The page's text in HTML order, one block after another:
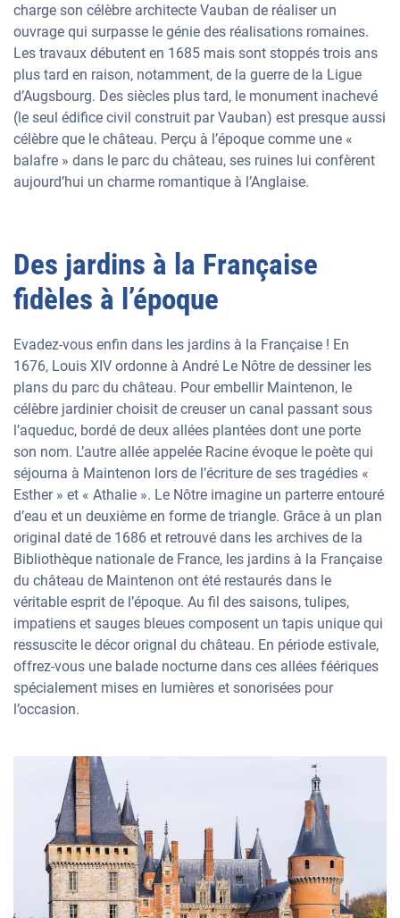
charge son célèbre architecte Vauban de réaliser un
ouvrage qui surpasse le génie des réalisations romaines.
Les travaux débutent en 1685 mais sont stoppés trois ans
plus tard en raison, notamment, de la guerre de la Ligue
d’Augsbourg. Des siècles plus tard, le monument inachevé
(le seul édifice civil construit par Vauban) est presque aussi
célèbre que le château. Perçu à l’époque comme une «
balafre » dans le parc du château, ses ruines lui confèrent
aujourd’hui un charme romantique à l’Anglaise.
Des jardins à la Française
fidèles à l’époque
Evadez-vous enfin dans les jardins à la Française ! En
1676, Louis XIV ordonne à André Le Nôtre de dessiner les
plans du parc du château. Pour embellir Maintenon, le
célèbre jardinier choisit de creuser un canal passant sous
l’aqueduc, bordé de deux allées plantées dont une porte
son nom. L’autre allée appelée Racine évoque le poète qui
séjourna à Maintenon lors de l’écriture de ses tragédies «
Esther » et « Athalie ». Le Nôtre imagine un parterre entouré
d’eau et un deuxième en forme de triangle. Grâce à un plan
original daté de 1686 et retrouvé dans les archives de la
Bibliothèque nationale de France, les jardins à la Française
du château de Maintenon ont été restaurés dans le
véritable esprit de l’époque. Au fil des saisons, tulipes,
impatiens et sauges bleues composent un tapis unique qui
ressuscite le décor orignal du château. En période estivale,
offrez-vous une balade nocturne dans ces allées féériques
spécialement mises en lumières et sonorisées pour
l’occasion.